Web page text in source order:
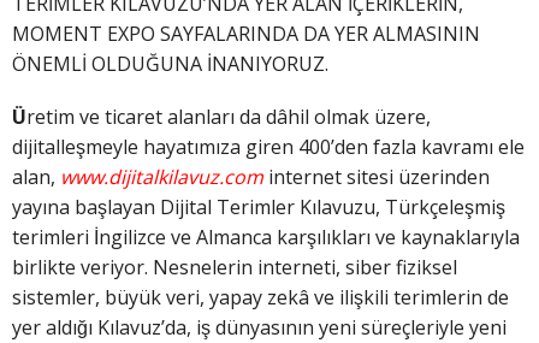
MOMENT EXPO SAYFALARINDA DA YER ALMASININ
ÖNEMLİ OLDUĞUNA İNANIYORUZ.
Üretim ve ticaret alanları da dâhil olmak üzere,
dijitalleşmeyle hayatımıza giren 400’den fazla kavramı ele
alan, www.dijitalkilavuz.com internet sitesi üzerinden
yayına başlayan Dijital Terimler Kılavuzu, Türkçeleşmiş
terimleri İngilizce ve Almanca karşılıkları ve kaynaklarıyla
birlikte veriyor. Nesnelerin interneti, siber fiziksel
sistemler, büyük veri, yapay zekâ ve ilişkili terimlerin de
yer aldığı Kılavuz’da, iş dünyasının yeni süreçleriyle yeni